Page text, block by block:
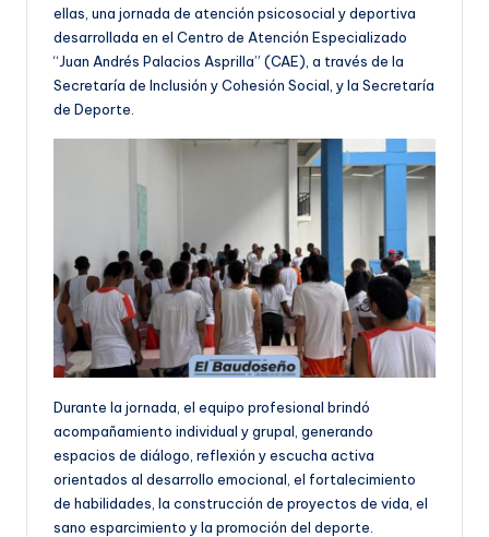
ellas, una jornada de atención psicosocial y deportiva
desarrollada en el Centro de Atención Especializado
“Juan Andrés Palacios Asprilla” (CAE), a través de la
Secretaría de Inclusión y Cohesión Social, y la Secretaría
de Deporte.
Durante la jornada, el equipo profesional brindó
acompañamiento individual y grupal, generando
espacios de diálogo, reflexión y escucha activa
orientados al desarrollo emocional, el fortalecimiento
de habilidades, la construcción de proyectos de vida, el
sano esparcimiento y la promoción del deporte.